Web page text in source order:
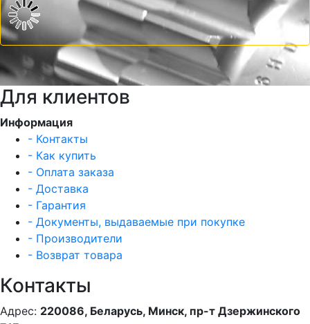
Для клиентов
Информация
- Контакты
- Как купить
- Оплата заказа
- Доставка
- Гарантия
- Документы, выдаваемые при покупке
- Производители
- Возврат товара
Контакты
Адрес: 220086, Беларусь, Минск, пр-т Дзержинского